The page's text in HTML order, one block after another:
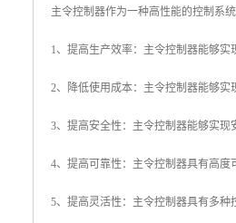
主令控制器作为一种高性能的控制系
1、提高生产效率：主令控制器能够实
2、降低使用成本：主令控制器能够实
3、提高安全性：主令控制器能够实现
4、提高可靠性：主令控制器具有高度
5、提高灵活性：主令控制器具有多种